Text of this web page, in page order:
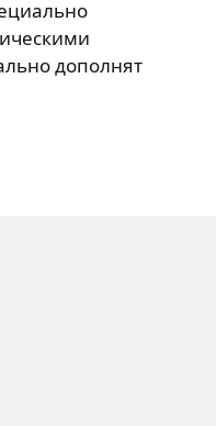
дополнят